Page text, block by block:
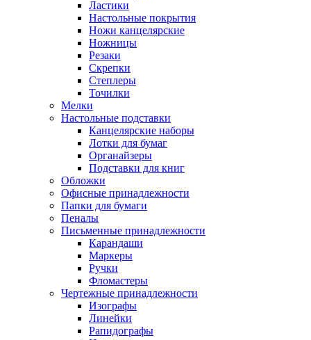
Ластики
Настольные покрытия
Ножи канцелярские
Ножницы
Резаки
Скрепки
Степлеры
Точилки
Мелки
Настольные подставки
Канцелярские наборы
Лотки для бумаг
Органайзеры
Подставки для книг
Обложки
Офисные принадлежности
Папки для бумаги
Пеналы
Письменные принадлежности
Карандаши
Маркеры
Ручки
Фломастеры
Чертежные принадлежности
Изографы
Линейки
Рапидографы